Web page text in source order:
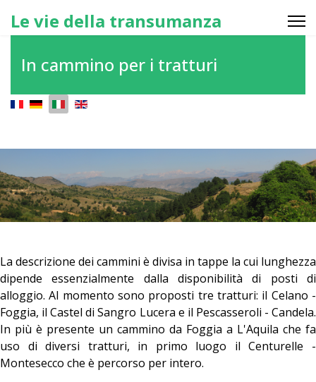
Le vie della transumanza
In cammino per i tratturi
Seleziona la tua lingua
La descrizione dei cammini è divisa in tappe la cui lunghezza
dipende essenzialmente dalla disponibilità di posti di
alloggio. Al momento sono proposti tre tratturi: il Celano -
Foggia, il Castel di Sangro Lucera e il Pescasseroli - Candela.
In più è presente un cammino da Foggia a L'Aquila che fa
uso di diversi tratturi, in primo luogo il Centurelle -
Montesecco che è percorso per intero.